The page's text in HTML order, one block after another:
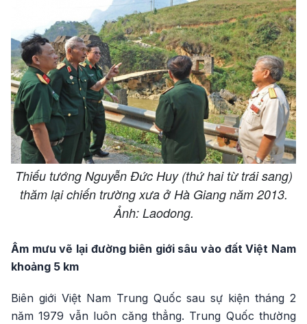
Thiếu tướng Nguyễn Đức Huy (thứ hai từ trái sang)
thăm lại chiến trường xưa ở Hà Giang năm 2013.
Ảnh: Laodong.
Âm mưu vẽ lại đường biên giới sâu vào đất Việt Nam
khoảng 5 km
Biên giới Việt Nam Trung Quốc sau sự kiện tháng 2
năm 1979 vẫn luôn căng thẳng. Trung Quốc thường